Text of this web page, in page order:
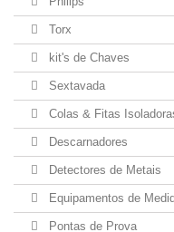
Torx
kit's de Chaves
Sextavada
Colas & Fitas
Descarnadores
Detectores de Metais
Equipamentos de
Pontas de Prova